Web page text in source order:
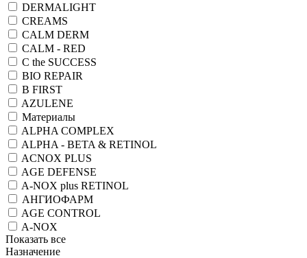
DERMALIGHT
CREAMS
CALM DERM
CALM - RED
C the SUCCESS
BIO REPAIR
B FIRST
AZULENE
Материалы
ALPHA COMPLEX
ALPHA - BETA & RETINOL
ACNOX PLUS
AGE DEFENSE
A-NOX plus RETINOL
АНГИОФАРМ
AGE CONTROL
A-NOX
Показать все
Назначение